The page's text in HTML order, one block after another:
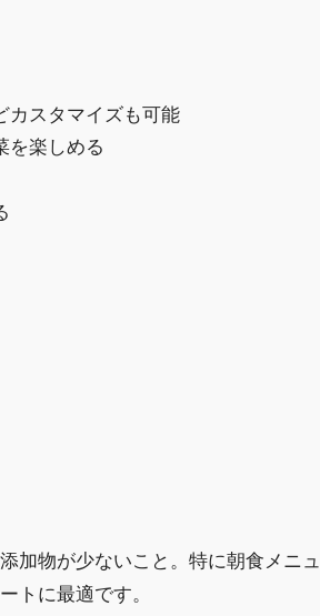
カスタマイズも可能
を楽しめる
加物が少ないこと。特に朝食メニュ
トに最適です。